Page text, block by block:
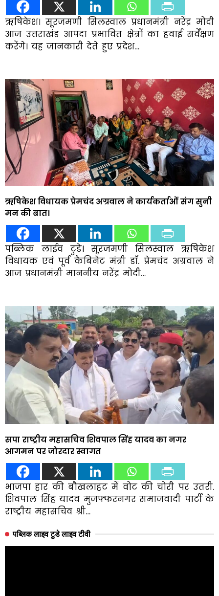
ऋषिकेश। सूरजमणी सिलस्वाल प्रधानमंत्री नरेंद्र मोदी
आज उत्तराखंड आपदा प्रभावित क्षेत्रों का हवाई सर्वेक्षण
करेंगे। यह जानकारी देते हुए प्रदेश…
ऋषिकेश विधायक प्रेमचंद अग्रवाल ने कार्यकर्ताओं संग सुनी
मन की बात।
पब्लिक लाईव टुडे। सूरजमणी सिलस्वाल ऋषिकेश
विधायक एवं पूर्व कैबिनेट मंत्री डॉ. प्रेमचंद अग्रवाल ने
आज प्रधानमंत्री माननीय नरेंद्र मोदी…
सपा राष्ट्रीय महासचिव शिवपाल सिंह यादव का नगर
आगमन पर जोरदार स्वागत
भाजपा हार की बौखलाहट में वोट की चोरी पर उतरी.
शिवपाल सिंह यादव मुजफ्फरनगर समाजवादी पार्टी के
राष्ट्रीय महासचिव श्री…
पब्लिक लाइव टुडे लाइव टीवी